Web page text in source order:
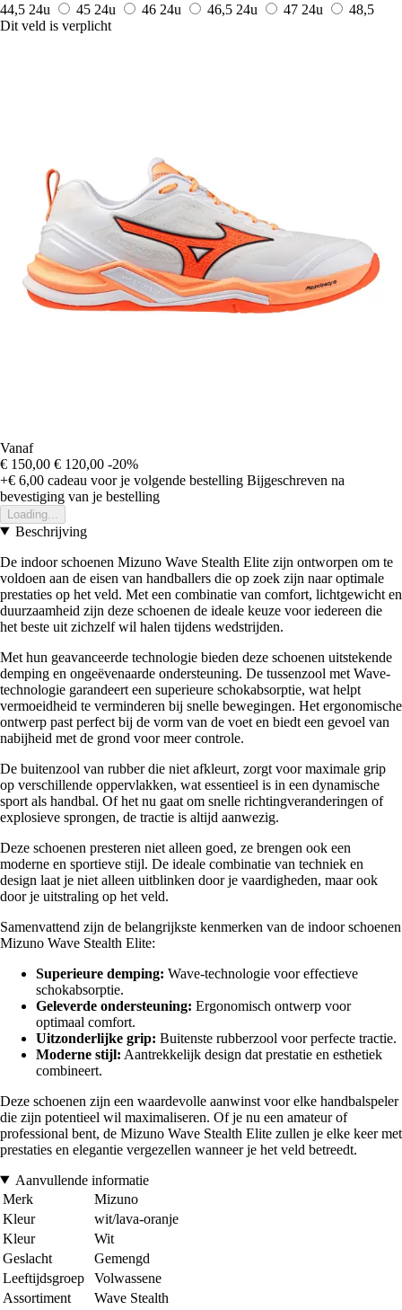
44,5 24u 45 24u 46 24u 46,5 24u 47 24u
48,5
Dit veld is verplicht
Vanaf
€ 150,00 € 120,00 -20%
+€ 6,00 cadeau voor je volgende bestelling Bijgeschreven na
bevestiging van je bestelling
Loading...
Beschrijving
De indoor schoenen Mizuno Wave Stealth Elite zijn ontworpen om te
voldoen aan de eisen van handballers die op zoek zijn naar optimale
prestaties op het veld. Met een combinatie van comfort, lichtgewicht en
duurzaamheid zijn deze schoenen de ideale keuze voor iedereen die
het beste uit zichzelf wil halen tijdens wedstrijden.
Met hun geavanceerde technologie bieden deze schoenen uitstekende
demping en ongeëvenaarde ondersteuning. De tussenzool met Wave-
technologie garandeert een superieure schokabsorptie, wat helpt
vermoeidheid te verminderen bij snelle bewegingen. Het ergonomische
ontwerp past perfect bij de vorm van de voet en biedt een gevoel van
nabijheid met de grond voor meer controle.
De buitenzool van rubber die niet afkleurt, zorgt voor maximale grip
op verschillende oppervlakken, wat essentieel is in een dynamische
sport als handbal. Of het nu gaat om snelle richtingveranderingen of
explosieve sprongen, de tractie is altijd aanwezig.
Deze schoenen presteren niet alleen goed, ze brengen ook een
moderne en sportieve stijl. De ideale combinatie van techniek en
design laat je niet alleen uitblinken door je vaardigheden, maar ook
door je uitstraling op het veld.
Samenvattend zijn de belangrijkste kenmerken van de indoor schoenen
Mizuno Wave Stealth Elite:
Superieure demping: Wave-technologie voor effectieve
schokabsorptie.
Geleverde ondersteuning: Ergonomisch ontwerp voor
optimaal comfort.
Uitzonderlijke grip: Buitenste rubberzool voor perfecte tractie.
Moderne stijl: Aantrekkelijk design dat prestatie en esthetiek
combineert.
Deze schoenen zijn een waardevolle aanwinst voor elke handbalspeler
die zijn potentieel wil maximaliseren. Of je nu een amateur of
professional bent, de Mizuno Wave Stealth Elite zullen je elke keer met
prestaties en elegantie vergezellen wanneer je het veld betreedt.
Aanvullende informatie
Merk
Mizuno
Kleur
wit/lava-oranje
Kleur
Wit
Geslacht
Gemengd
Leeftijdsgroep
Volwassene
Assortiment
Wave Stealth